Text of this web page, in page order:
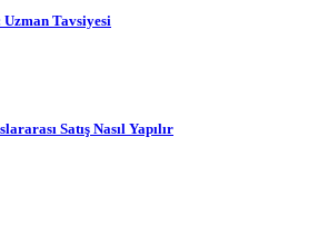
Tavsiyesi
Satış Nasıl Yapılır